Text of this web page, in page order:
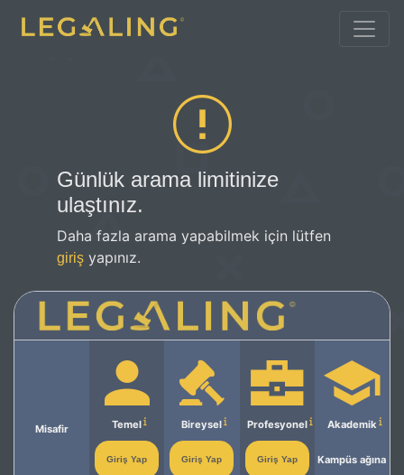
Günlük arama limitinize
ulaştınız.
Daha fazla arama yapabilmek için lütfen
giriş yapınız.
Misafir Temel
Giriş Yap
Bireysel
Giriş Yap
Profesyonel
Giriş Yap
Akademik
Kampüs ağına